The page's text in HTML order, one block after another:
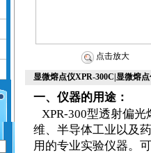
点击放大
显微熔点仪XPR-300C|显微熔
一、仪器的用途：
XPR-300型透射偏光
维、半导体工业以及
用的专业实验仪器。